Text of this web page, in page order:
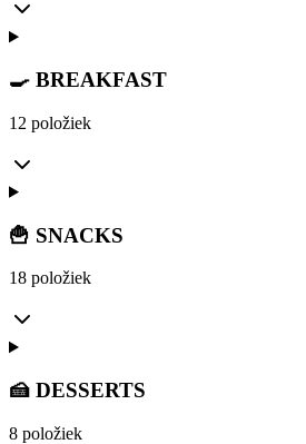
🍳 BREAKFAST
12 položiek
🍟 SNACKS
18 položiek
🍰 DESSERTS
8 položiek